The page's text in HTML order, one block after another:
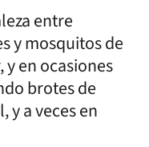
entre
y mosquitos de
en ocasiones
brotes de
y a veces en